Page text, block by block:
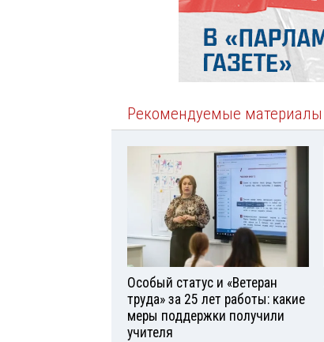
Рекомендуемые материалы
Особый статус и «Ветеран
труда» за 25 лет работы: какие
меры поддержки получили
учителя